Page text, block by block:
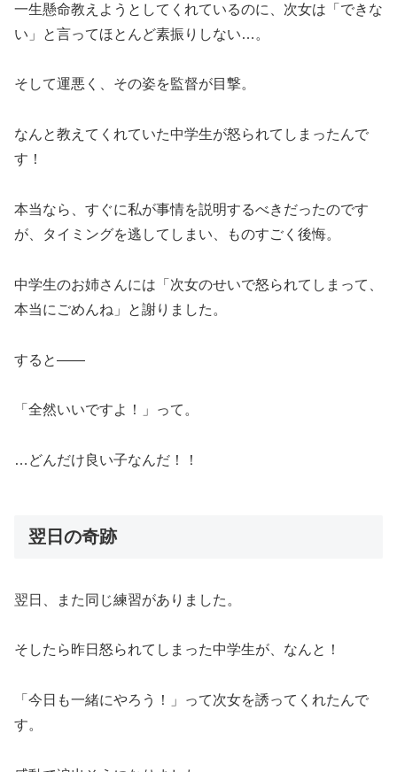
一生懸命教えようとしてくれているのに、次女は「できな
い」と言ってほとんど素振りしない…。
そして運悪く、その姿を監督が目撃。
なんと教えてくれていた中学生が怒られてしまったんで
す！
本当なら、すぐに私が事情を説明するべきだったのです
が、タイミングを逃してしまい、ものすごく後悔。
中学生のお姉さんには「次女のせいで怒られてしまって、
本当にごめんね」と謝りました。
すると――
「全然いいですよ！」って。
…どんだけ良い子なんだ！！
翌日の奇跡
翌日、また同じ練習がありました。
そしたら昨日怒られてしまった中学生が、なんと！
「今日も一緒にやろう！」って次女を誘ってくれたんで
す。